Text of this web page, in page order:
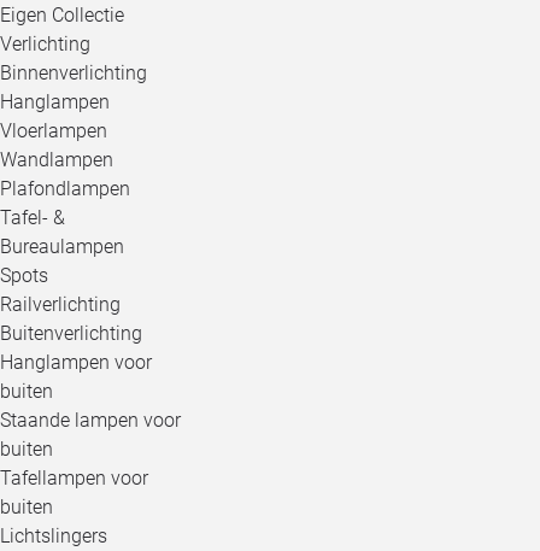
Eigen Collectie
Verlichting
Binnenverlichting
Hanglampen
Vloerlampen
Wandlampen
Plafondlampen
Tafel- &
Bureaulampen
Spots
Railverlichting
Buitenverlichting
Hanglampen voor
buiten
Staande lampen voor
buiten
Tafellampen voor
buiten
Lichtslingers